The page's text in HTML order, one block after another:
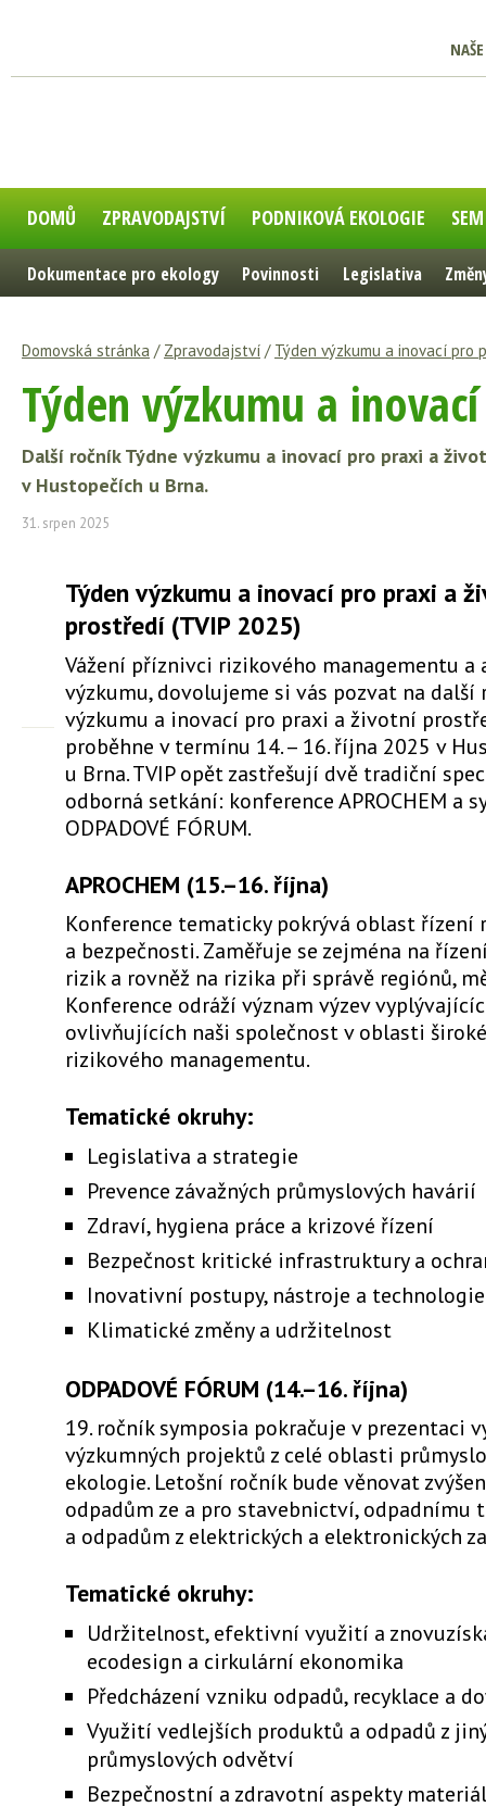
DOMŮ ZPRAVODAJSTVÍ PODNIKOVÁ EKOLOGIE
Dokumentace pro ekology Povinnosti Legislativa
Domovská stránka / Zpravodajství / Týden výzkumu a inovací
Týden výzkumu a
Další ročník Týdne výzkumu a inovací pro praxi a
v Hustopečích u Brna.
31. srpen 2025
Týden výzkumu a inovací pro praxi a
prostředí (TVIP 2025)
Vážení příznivci rizikového managementu a
výzkumu, dovolujeme si vás pozvat na další
výzkumu a inovací pro praxi a životní
proběhne v termínu 14. – 16. října 2025 v
u Brna. TVIP opět zastřešují dvě tradiční
odborná setkání: konference APROCHEM a
ODPADOVÉ FÓRUM.
APROCHEM (15.–16. října)
Konference tematicky pokrývá oblast řízení
a bezpečnosti. Zaměřuje se zejména na
rizik a rovněž na rizika při správě regiónů,
Konference odráží význam výzev
ovlivňujících naši společnost v oblasti
rizikového managementu.
Tematické okruhy:
Legislativa a strategie
Prevence závažných průmyslových havárií
Zdraví, hygiena práce a krizové řízení
Bezpečnost kritické infrastruktury a
Inovativní postupy, nástroje a technologie
Klimatické změny a udržitelnost
ODPADOVÉ FÓRUM (14.–16. října)
19. ročník symposia pokračuje v prezentaci
výzkumných projektů z celé oblasti
ekologie. Letošní ročník bude věnovat
odpadům ze a pro stavebnictví, odpadnímu
a odpadům z elektrických a elektronických
Tematické okruhy:
Udržitelnost, efektivní využití a
ecodesign a cirkulární ekonomika
Předcházení vzniku odpadů, recyklace a
Využití vedlejších produktů a odpadů z
průmyslových odvětví
Bezpečnostní a zdravotní aspekty